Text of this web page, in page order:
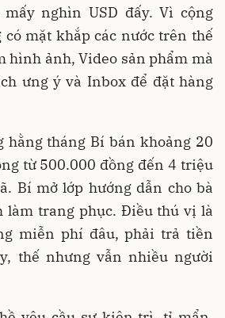
nghìn USD đấy. Vì cộng
có mặt khắp các nước trên thế
hình ảnh, Video sản phẩm mà
ưng ý và Inbox để đặt hàng
hằng tháng Bí bán khoảng 20
từ 500.000 đồng đến 4 triệu
Bí mở lớp hướng dẫn cho bà
làm trang phục. Điều thú vị là
miễn phí đâu, phải trả tiền
thế nhưng vẫn nhiều người